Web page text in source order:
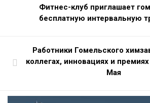
Фитнес-клуб приглашает
бесплатную интервальную
Работники Гомельского
коллегах, инновациях и
Мая